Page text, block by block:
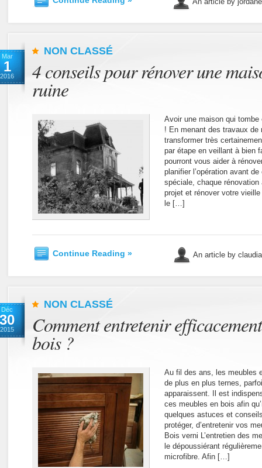
Mar
1
2016
NON CLASSÉ
4 conseils pour rénover une
ruine
Avoir une maison qui tombe
! En menant des travaux de
transformer très
par étape en veillant à bien
pourront vous aider à
planifier l’opération avant
spéciale, chaque
projet et rénover votre
le […]
Continue Reading » An article by
Déc
30
2015
NON CLASSÉ
Comment entretenir
bois ?
Au fil des ans, les meubles
de plus en plus ternes,
apparaissent. Il est
ces meubles en bois afin
quelques astuces et
protéger, d’entretenir vos
Bois verni L’entretien des
le dépoussiérant
microfibre. Afin […]